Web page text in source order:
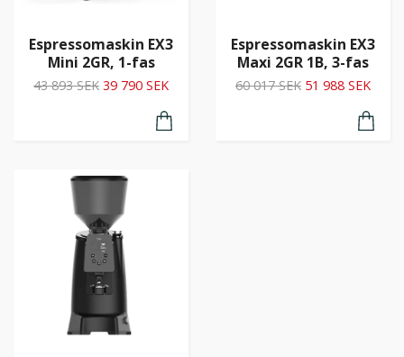
Espressomaskin EX3
Mini 2GR, 1-fas
43 893 SEK 39 790 SEK
Espressomaskin EX3
Maxi 2GR 1B, 3-fas
60 017 SEK 51 988 SEK